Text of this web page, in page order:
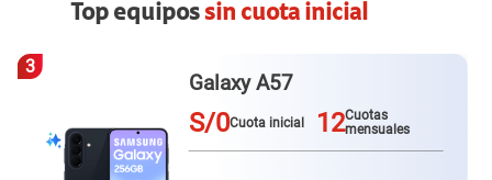
Top equipossin cuota inicial
4
Redmi Note 15
S/0Cuota inicial 12Cuotas
mensuales